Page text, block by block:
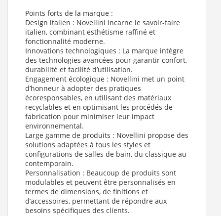
Points forts de la marque :
Design italien : Novellini incarne le savoir-faire
italien, combinant esthétisme raffiné et
fonctionnalité moderne.
Innovations technologiques : La marque intègre
des technologies avancées pour garantir confort,
durabilité et facilité d’utilisation.
Engagement écologique : Novellini met un point
d’honneur à adopter des pratiques
écoresponsables, en utilisant des matériaux
recyclables et en optimisant les procédés de
fabrication pour minimiser leur impact
environnemental.
Large gamme de produits : Novellini propose des
solutions adaptées à tous les styles et
configurations de salles de bain, du classique au
contemporain.
Personnalisation : Beaucoup de produits sont
modulables et peuvent être personnalisés en
termes de dimensions, de finitions et
d’accessoires, permettant de répondre aux
besoins spécifiques des clients.